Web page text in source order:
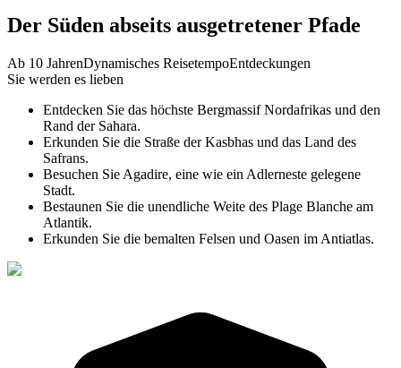
Der Süden abseits ausgetretener Pfade
Ab 10 JahrenDynamisches ReisetempoEntdeckungen
Sie werden es lieben
Entdecken Sie das höchste Bergmassif Nordafrikas und den
Rand der Sahara.
Erkunden Sie die Straße der Kasbhas und das Land des
Safrans.
Besuchen Sie Agadire, eine wie ein Adlerneste gelegene
Stadt.
Bestaunen Sie die unendliche Weite des Plage Blanche am
Atlantik.
Erkunden Sie die bemalten Felsen und Oasen im Antiatlas.